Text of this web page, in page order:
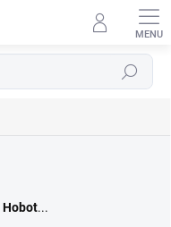
Търсене
Hobot...